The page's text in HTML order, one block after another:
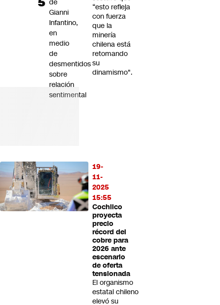
“esto refleja
con fuerza
que la
minería
chilena está
retomando
su
dinamismo".
19-
11-
2025
15:55
Cochilco
proyecta
precio
récord del
cobre para
2026 ante
escenario
de oferta
tensionada
El organismo
estatal chileno
elevó su
de
Gianni
Infantino,
en
medio
de
desmentidos
sobre
relación
sentimental